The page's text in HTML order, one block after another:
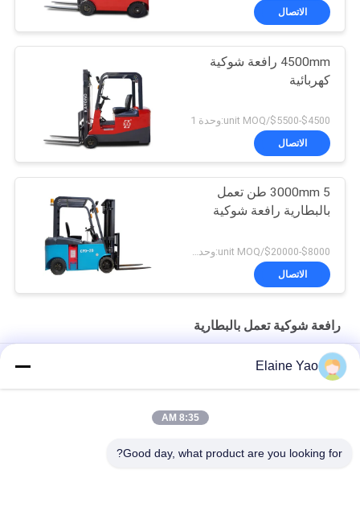
الاتصال
4500mm رافعة شوكية
كهربائية
$4500-$5500/unit MOQ:وحدة 1
الاتصال
3000mm 5 طن تعمل
بالبطارية رافعة شوكية
$8000-$20000/unit MOQ:وحدة 1
الاتصال
رافعة شوكية تعمل بالبطارية
بالبطاريةElaine Yao
8:35 AM
Good day, what product are you looking for?